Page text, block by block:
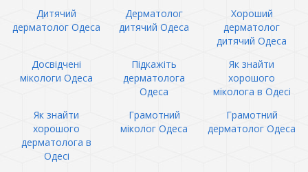
Дитячий
дерматолог Одеса
Дерматолог
дитячий Одеса
Хороший
дерматолог
дитячий Одеса
Досвідчені
мікологи Одеса
Підкажіть
дерматолога
Одеса
Як знайти
хорошого
міколога в Одесі
Як знайти
хорошого
дерматолога в
Одесі
Грамотний
міколог Одеса
Грамотний
дерматолог Одеса